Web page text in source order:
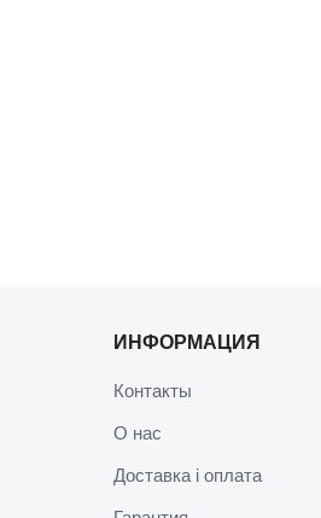
ИНФОРМАЦИЯ
Контакты
О нас
Доставка і оплата